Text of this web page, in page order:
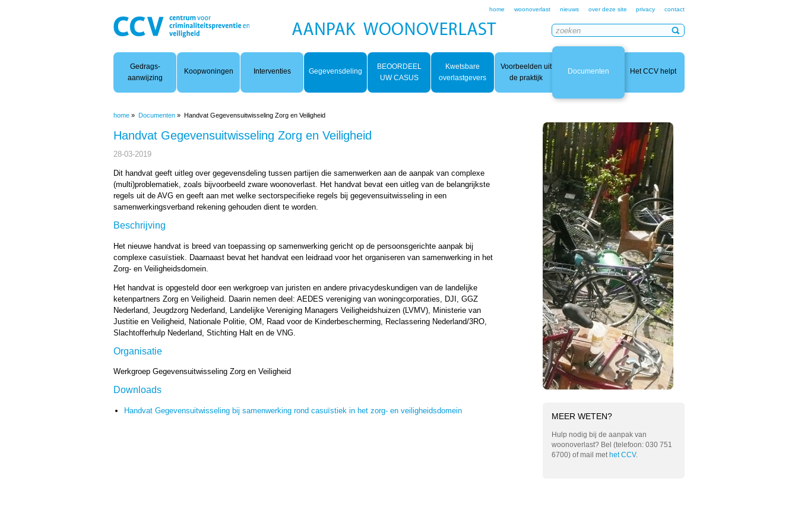
home woonoverlast nieuws over deze site privacy contact
Gedrags-
aanwijzing
Koopwoningen Interventies Gegevensdeling
BEOORDEEL
UW CASUS
Kwetsbare
overlastgevers
Voorbeelden uit
de praktijk
Documenten Het CCV helpt
MEER WETEN?
Hulp nodig bij de aanpak van
woonoverlast? Bel (telefoon: 030 751
6700) of mail met het CCV.
home » Documenten » Handvat Gegevensuitwisseling Zorg en Veiligheid
Handvat Gegevensuitwisseling Zorg en Veiligheid
28-03-2019
Dit handvat geeft uitleg over gegevensdeling tussen partijen die samenwerken aan de aanpak van complexe
(multi)problematiek, zoals bijvoorbeeld zware woonoverlast. Het handvat bevat een uitleg van de belangrijkste
regels uit de AVG en geeft aan met welke sectorspecifieke regels bij gegevensuitwisseling in een
samenwerkingsverband rekening gehouden dient te worden.
Beschrijving
Het nieuwe handvat is breed van toepassing op samenwerking gericht op de persoonsgerichte aanpak bij
complexe casuïstiek. Daarnaast bevat het handvat een leidraad voor het organiseren van samenwerking in het
Zorg- en Veiligheidsdomein.
Het handvat is opgesteld door een werkgroep van juristen en andere privacydeskundigen van de landelijke
ketenpartners Zorg en Veiligheid. Daarin nemen deel: AEDES vereniging van woningcorporaties, DJI, GGZ
Nederland, Jeugdzorg Nederland, Landelijke Vereniging Managers Veiligheidshuizen (LVMV), Ministerie van
Justitie en Veiligheid, Nationale Politie, OM, Raad voor de Kinderbescherming, Reclassering Nederland/3RO,
Slachtofferhulp Nederland, Stichting Halt en de VNG.
Organisatie
Werkgroep Gegevensuitwisseling Zorg en Veiligheid
Downloads
Handvat Gegevensuitwisseling bij samenwerking rond casuïstiek in het zorg- en veiligheidsdomein